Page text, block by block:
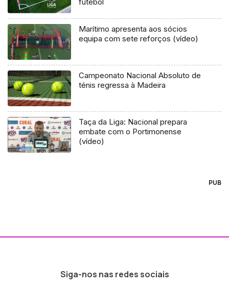
Marítimo apresenta aos sócios
equipa com sete reforços (vídeo)
Campeonato Nacional Absoluto de
ténis regressa à Madeira
Taça da Liga: Nacional prepara
embate com o Portimonense
(vídeo)
PUB
Siga-nos nas redes sociais